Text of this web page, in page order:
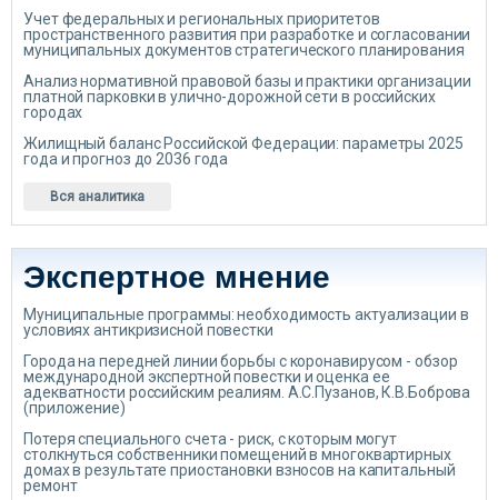
Учет федеральных и региональных приоритетов
пространственного развития при разработке и согласовании
муниципальных документов стратегического планирования
Анализ нормативной правовой базы и практики организации
платной парковки в улично-дорожной сети в российских
городах
Жилищный баланс Российской Федерации: параметры 2025
года и прогноз до 2036 года
Вся аналитика
Экспертное мнение
Муниципальные программы: необходимость актуализации в
условиях антикризисной повестки
Города на передней линии борьбы с коронавирусом - обзор
международной экспертной повестки и оценка ее
адекватности российским реалиям. А.С.Пузанов, К.В.Боброва
(приложение)
Потеря специального счета - риск, с которым могут
столкнуться собственники помещений в многоквартирных
домах в результате приостановки взносов на капитальный
ремонт